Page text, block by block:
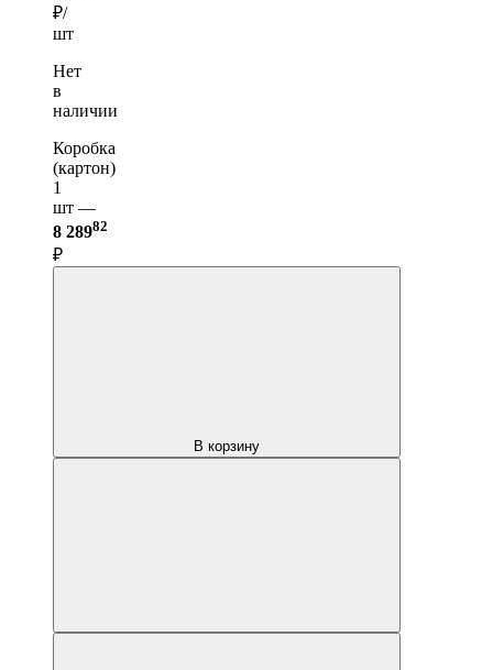
₽/
шт
Нет
в
наличии
Коробка
(картон)
1
шт —
8 28982
₽
В корзину